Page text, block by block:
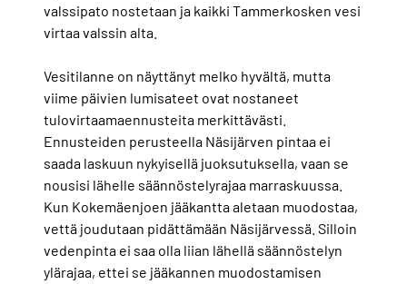
valssipato nostetaan ja kaikki Tammerkosken vesi
virtaa valssin alta.
Vesitilanne on näyttänyt melko hyvältä, mutta
viime päivien lumisateet ovat nostaneet
tulovirtaamaennusteita merkittävästi.
Ennusteiden perusteella Näsijärven pintaa ei
saada laskuun nykyisellä juoksutuksella, vaan se
nousisi lähelle säännöstelyrajaa marraskuussa.
Kun Kokemäenjoen jääkantta aletaan muodostaa,
vettä joudutaan pidättämään Näsijärvessä. Silloin
vedenpinta ei saa olla liian lähellä säännöstelyn
ylärajaa, ettei se jääkannen muodostamisen